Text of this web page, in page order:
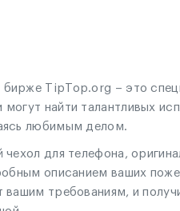
TipTop.org – это
могут найти талантливых
любимым делом.
для телефона,
описанием ваших
вашим требованиям, и